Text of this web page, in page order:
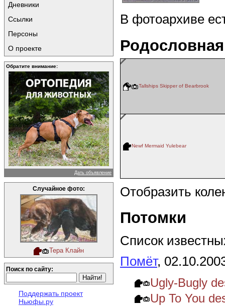
Дневники
Ссылки
Персоны
О проекте
Обратите внимание:
Дать объявление
Случайное фото:
Тера Клайн
Поиск по сайту:
Поддержать проект
Ньюфы.ру
В фотоархиве
Родословная
Tallships Skipper of Bearbrook
Newf Mermaid Yulebear
Отобразить
Потомки
Список
Помёт,
Ugly-Bugly
Up To You